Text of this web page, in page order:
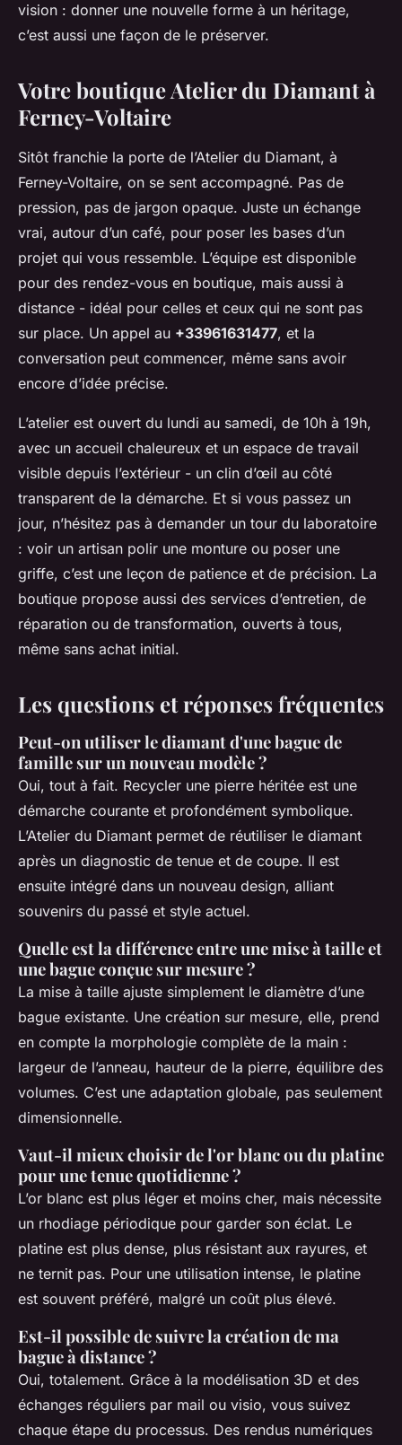
vision : donner une nouvelle forme à un héritage,
c’est aussi une façon de le préserver.
Votre boutique Atelier du Diamant à
Ferney-Voltaire
Sitôt franchie la porte de l’Atelier du Diamant, à
Ferney-Voltaire, on se sent accompagné. Pas de
pression, pas de jargon opaque. Juste un échange
vrai, autour d’un café, pour poser les bases d’un
projet qui vous ressemble. L’équipe est disponible
pour des rendez-vous en boutique, mais aussi à
distance - idéal pour celles et ceux qui ne sont pas
sur place. Un appel au +33961631477, et la
conversation peut commencer, même sans avoir
encore d’idée précise.
L’atelier est ouvert du lundi au samedi, de 10h à 19h,
avec un accueil chaleureux et un espace de travail
visible depuis l’extérieur - un clin d’œil au côté
transparent de la démarche. Et si vous passez un
jour, n’hésitez pas à demander un tour du laboratoire
: voir un artisan polir une monture ou poser une
griffe, c’est une leçon de patience et de précision. La
boutique propose aussi des services d’entretien, de
réparation ou de transformation, ouverts à tous,
même sans achat initial.
Les questions et réponses fréquentes
Peut-on utiliser le diamant d'une bague de
famille sur un nouveau modèle ?
Oui, tout à fait. Recycler une pierre héritée est une
démarche courante et profondément symbolique.
L’Atelier du Diamant permet de réutiliser le diamant
après un diagnostic de tenue et de coupe. Il est
ensuite intégré dans un nouveau design, alliant
souvenirs du passé et style actuel.
Quelle est la différence entre une mise à taille et
une bague conçue sur mesure ?
La mise à taille ajuste simplement le diamètre d’une
bague existante. Une création sur mesure, elle, prend
en compte la morphologie complète de la main :
largeur de l’anneau, hauteur de la pierre, équilibre des
volumes. C’est une adaptation globale, pas seulement
dimensionnelle.
Vaut-il mieux choisir de l'or blanc ou du platine
pour une tenue quotidienne ?
L’or blanc est plus léger et moins cher, mais nécessite
un rhodiage périodique pour garder son éclat. Le
platine est plus dense, plus résistant aux rayures, et
ne ternit pas. Pour une utilisation intense, le platine
est souvent préféré, malgré un coût plus élevé.
Est-il possible de suivre la création de ma
bague à distance ?
Oui, totalement. Grâce à la modélisation 3D et des
échanges réguliers par mail ou visio, vous suivez
chaque étape du processus. Des rendus numériques